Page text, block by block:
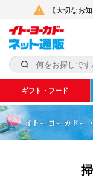
【大切なお
ギフト・フード